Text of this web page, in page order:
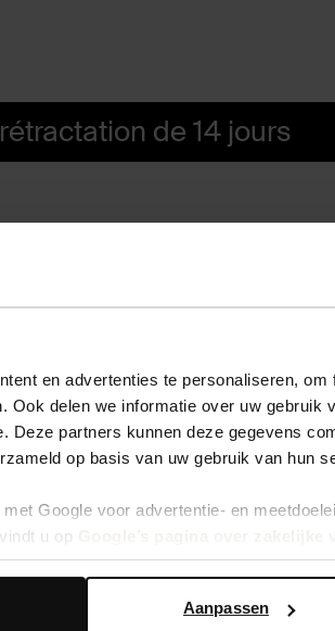
en advertenties te personaliseren,
Ook delen we informatie over uw gebruik
Deze partners kunnen deze gegevens
op basis van uw gebruik van hun
Google voor advertentie- en
u op
Aanpassen
de 14 jours
une bonne tenue, messieurs! Les
aussi du style. De plus, les
elles gardent vos chevilles au chaud.
différents styles chez Sacha. Que vous
il n'y a plus qu'à choisir. Allez-vous
alors n'attendez pas trop